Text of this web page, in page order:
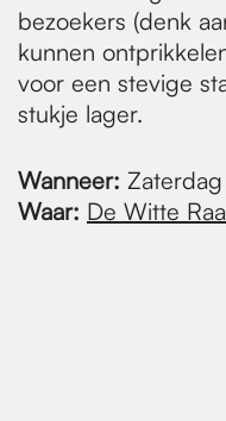
bezoekers (denk
kunnen
voor een stevige
stukje lager.
Wanneer:
Waar: De Witte